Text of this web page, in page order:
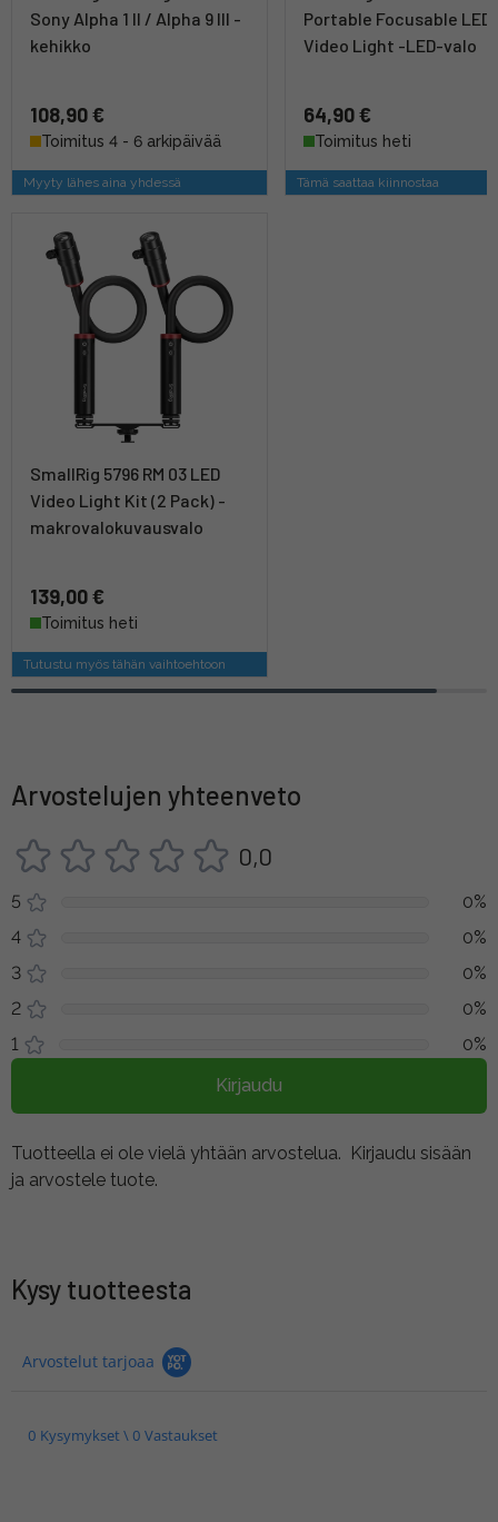
Sony Alpha 1 II / Alpha 9 III -
kehikko
108,90 €
Toimitus 4 - 6 arkipäivää
Myyty lähes aina yhdessä
Portable Focusable LED
Video Light -LED-valo
64,90 €
Toimitus heti
Tämä saattaa kiinnostaa
SmallRig 5796 RM 03 LED
Video Light Kit (2 Pack) -
makrovalokuvausvalo
139,00 €
Toimitus heti
Tutustu myös tähän vaihtoehtoon
Arvostelujen yhteenveto
0,0
5
0%
4
0%
3
0%
2
0%
1
0%
Kirjaudu
Tuotteella ei ole vielä yhtään arvostelua. Kirjaudu sisään
ja arvostele tuote.
Kysy tuotteesta
Arvostelut tarjoaa
0 Kysymykset \ 0 Vastaukset